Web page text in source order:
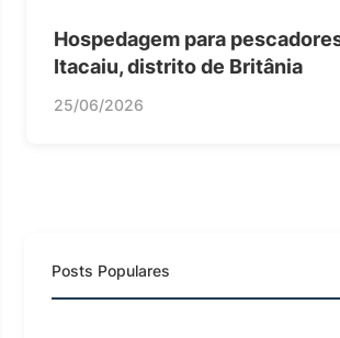
Hospedagem para
Itacaiu, distrito de Britânia
25/06/2026
Posts Populares